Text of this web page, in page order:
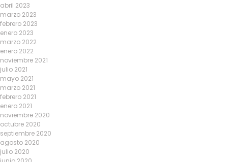
abril 2023
marzo 2023
febrero 2023
enero 2023
marzo 2022
enero 2022
noviembre 2021
julio 2021
mayo 2021
marzo 2021
febrero 2021
enero 2021
noviembre 2020
octubre 2020
septiembre 2020
agosto 2020
julio 2020